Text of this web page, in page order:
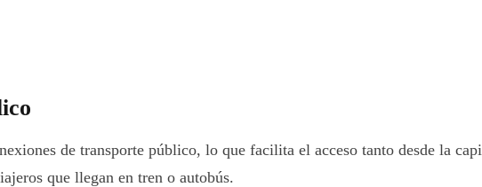
de transporte público, lo que facilita el acceso tanto desde la
que llegan en tren o autobús.